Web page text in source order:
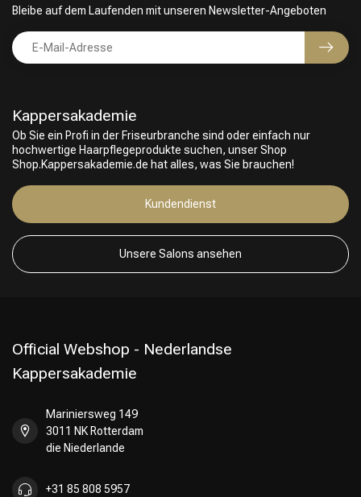
Kappersakademie
Ob Sie ein Profi in der Friseurbranche sind oder einfach nur
hochwertige Haarpflegeprodukte suchen, unser Shop
Shop.Kappersakademie.de hat alles, was Sie brauchen!
Kundendienst
Unsere Salons ansehen
Bleibe auf dem Laufenden mit unseren Newsletter-Angeboten
Official Webshop - Nederlandse
Kappersakademie
Mariniersweg 149
3011 NK Rotterdam
die Niederlande
+31 85 808 5957